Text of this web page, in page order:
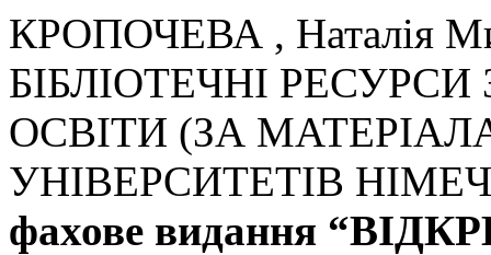
КРОПОЧЕВА , Наталія
БІБЛІОТЕЧНІ
ОСВІТИ (ЗА
УНІВЕРСИТЕТІВ
фахове видання